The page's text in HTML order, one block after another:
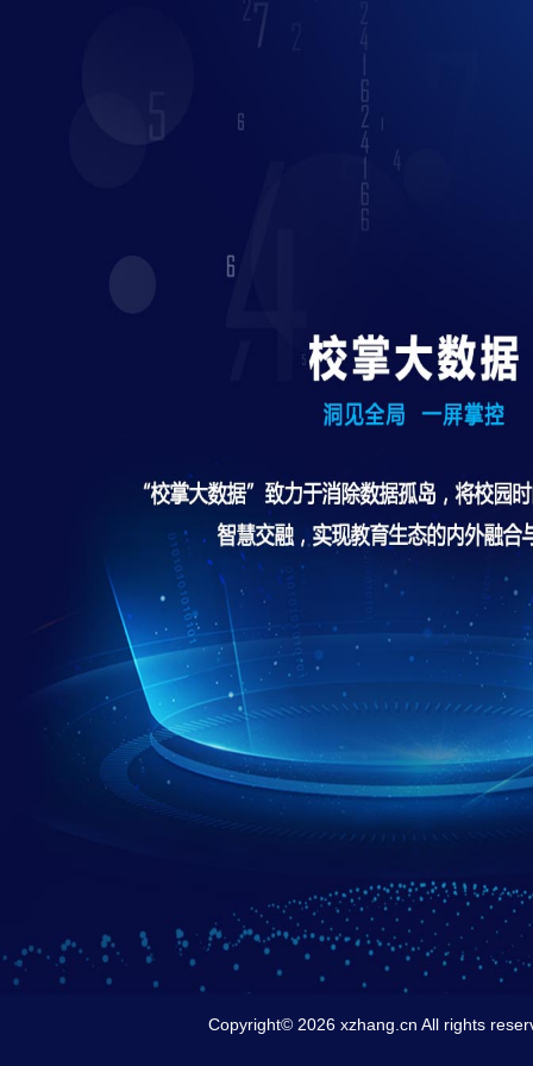
Copyright© 2026 xzhang.cn All rights